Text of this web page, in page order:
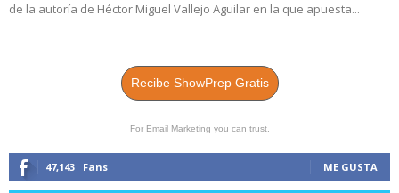
de la autoría de Héctor Miguel Vallejo Aguilar en la que apuesta...
Recibe ShowPrep Gratis
For Email Marketing you can trust.
47,143 Fans ME GUSTA